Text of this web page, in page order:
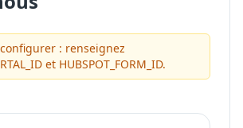
: renseignez
et HUBSPOT_FORM_ID.